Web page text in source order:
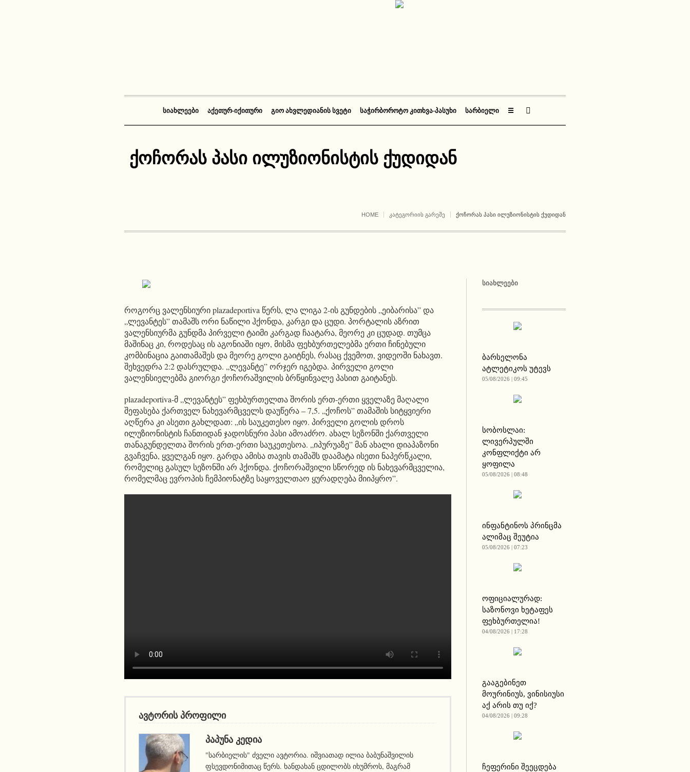
ᲡᲘᲐᲮᲚᲔᲔᲑᲘ ᲐᲥᲔᲗᲣᲠ-ᲘᲥᲘᲗᲣᲠᲘ ᲒᲘᲝ ᲐᲮᲕᲚᲔᲓᲘᲐᲜᲘᲡ ᲡᲕᲔᲢᲘ ᲡᲐᲭᲘᲠᲑᲝᲠᲝᲢᲝ ᲙᲘᲗᲮᲕᲐ-ᲞᲐᲡᲣᲮᲘ ᲡᲐᲠᲑᲘᲔᲚᲘ ☰
ქოჩორას პასი ილუზიონისტის ქუდიდან
HOME ᲙᲐᲢᲔᲒᲝᲠᲘᲘᲡ ᲒᲐᲠᲔᲨᲔ ᲥᲝᲩᲝᲠᲐᲡ ᲞᲐᲡᲘ ᲘᲚᲣᲖᲘᲝᲜᲘᲡᲢᲘᲡ ᲥᲣᲓᲘᲓᲐᲜ
როგორც ვალენსიური plazadeportiva წერს, ლა ლიგა 2-ის გუნდების „ეიბარისა” და
„ლევანტეს” თამაშს ორი ნაწილი ჰქონდა, კარგი და ცუდი. პორტალის აზრით
ვალენსიურმა გუნდმა პირველი ტაიმი კარგად ჩაატარა, მეორე კი ცუდად. თუმცა
მაშინაც კი, როდესაც ის აგონიაში იყო, მისმა ფეხბურთელებმა ერთი ჩინებული
კომბინაცია გაითამაშეს და მეორე გოლი გაიტნეს, რასაც ქვემოთ, ვიდეოში ნახავთ.
შეხვედრა 2:2 დასრულდა. „ლევანტე” ორჯერ იგებდა. პირველი გოლი
ვალენსიელებმა გიორგი ქოჩორაშვილის ბრწყინვალე პასით გაიტანეს.
plazadeportiva-მ „ლევანტეს” ფეხბურთელთა შორის ერთ-ერთი ყველაზე მაღალი
შეფასება ქართველ ნახევარმცველს დაუწერა – 7,5. „ქოჩოს” თამაშის სიტყვიერი
აღწერა კი ასეთი გახლდათ: „ის საუკეთესო იყო. პირველი გოლის დროს
ილუზიონისტის ჩანთიდან ჯადოსნური პასი ამოაძრო. ახალ სეზონში ქართველი
თანაგუნდელთა შორის ერთ-ერთი საუკეთესოა. „იპურუაზე” მან ახალი დიაპაზონი
გვაჩვენა, ყველგან იყო. გარდა ამისა თავის თამაშს დაამატა ისეთი ნაპერწკალი,
რომელიც გასულ სეზონში არ ჰქონდა. ქოჩორაშვილი სწორედ ის ნახევარმცველია,
რომელმაც ევროპის ჩემპიონატზე საყოველთაო ყურადღება მიიპყრო”.
ავტორის პროფილი
ᲞᲐᲞᲣᲜᲐ ᲙᲔᲓᲘᲐ
"სარბიელის" ძველი ავტორია. იშვიათად ილია ბაბუნაშვილის
ფსევდონიმითაც წერს. ხანდახან ცდილობს იხუმროს, მაგრამ
ᲡᲘᲐᲮᲚᲔᲔᲑᲘ
ბარსელონა
ატლეტიკოს უტევს
05/08/2026 | 09:45
სობოსლაი:
ლივერპულში
კონფლიქტი არ
ყოფილა
05/08/2026 | 08:48
ინფანტინოს პრინცმა
ალიმაც შეუტია
05/08/2026 | 07:23
ოფიციალურად:
საზონოვი ხეტაფეს
ფეხბურთელია!
04/08/2026 | 17:28
გააგებინეთ
მოურინიუს, ვინისიუსი
აქ არის თუ იქ?
04/08/2026 | 09:28
ჩეფერინი შეეცდება